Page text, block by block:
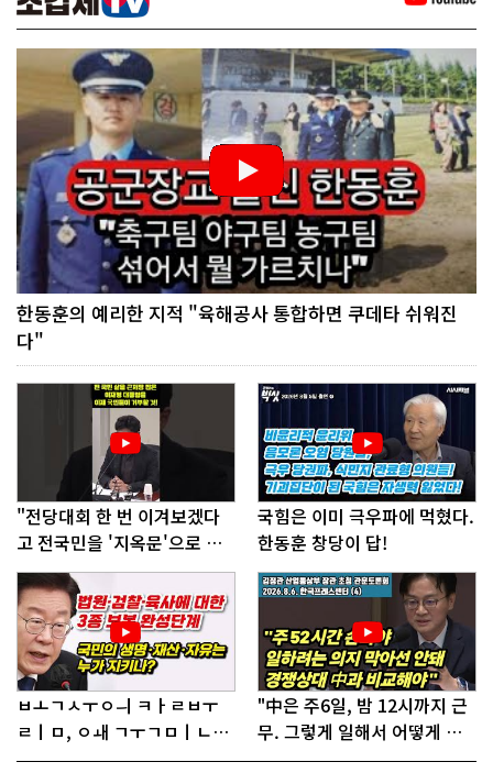
한동훈의 예리한 지적 "육해공사 통합하면 쿠데타 쉬워진
다"
"전당대회 한 번 이겨보겠다
고 전국민을 '지옥문'으로 밀
어!"
국힘은 이미 극우파에 먹혔다.
한동훈 창당이 답!
ㅂㅗㄱㅅㅜㅇㅢ ㅋㅏㄹㅂㅜ
ㄹㅣㅁ, ㅇㅙ ㄱㅜㄱㅁㅣㄴㄷ
ㅡㄹㅇㅣ ㄷㅏㅇㅎㅐㅇㅑ ㅎ
"中은 주6일, 밤 12시까지 근
무. 그렇게 일해서 어떻게 경
쟁하냐 반문하더라"